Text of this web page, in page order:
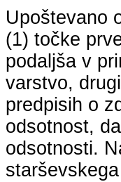
Upoštevano
(1) točke
podaljša v
varstvo,
predpisih o
odsotnost,
odsotnosti.